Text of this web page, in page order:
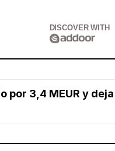
DISCOVER WITH
por 3,4 MEUR y deja